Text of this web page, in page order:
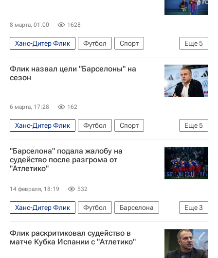
Чемпионат Испании по футболу
8 марта, 01:00 1628
Еще5
Ханс-Дитер Флик Футбол
Спорт
Чемпионат Испании по футболу
Ламин Ямаль
Барселона
Атлетик (Бильбао) Жирона
Флик назвал цели "Барселоны" на
сезон
6 марта, 17:28 162
Еще5
Ханс-Дитер Флик Футбол
Спорт
Реал Мадрид
Атлетико (Мадрид)
Чемпионат Испании по футболу
Лига чемпионов УЕФА 2026-2027
"Барселона" подала жалобу на
судейство после разгрома от
"Атлетико"
14 февраля, 18:19 532
Еще3
Ханс-Дитер Флик Футбол
Барселона
Атлетико (Мадрид)
RFEF
Чемпионат Испании по футболу
Флик раскритиковал судейство в
матче Кубка Испании с "Атлетико"